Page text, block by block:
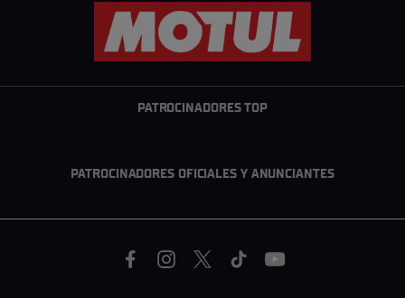
PATROCINADORES TOP
PATROCINADORES OFICIALES Y ANUNCIANTES